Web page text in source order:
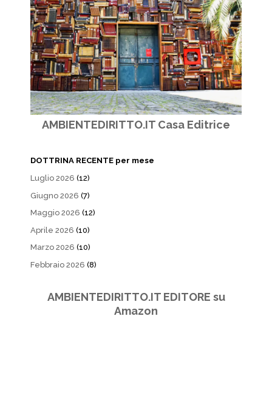
AMBIENTEDIRITTO.IT Casa Editrice
DOTTRINA RECENTE per mese
Luglio 2026 (12)
Giugno 2026 (7)
Maggio 2026 (12)
Aprile 2026 (10)
Marzo 2026 (10)
Febbraio 2026 (8)
AMBIENTEDIRITTO.IT EDITORE su
Amazon